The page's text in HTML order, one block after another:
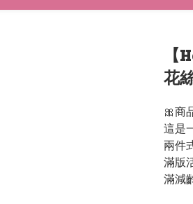
花
🎀商
這是
兩件
滿版
滿減